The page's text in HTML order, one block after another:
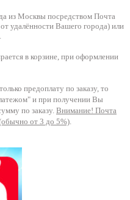
из Москвы посредством Почта
удалённости Вашего города) или
в корзине, при оформлении
предоплату по заказу, то
и при получении Вы
по заказу. Внимание! Почта
от 3 до 5%).